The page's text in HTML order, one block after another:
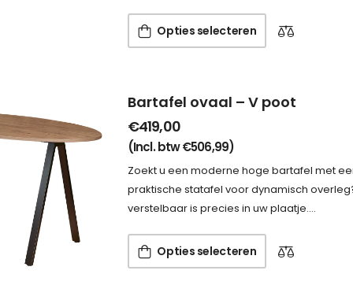
Opties selecteren
Bartafel ovaal – V poot
€419,00
(Incl. btw€506,99)
Zoekt u een moderne hoge bartafel met
praktische statafel voor dynamisch
verstelbaar is precies in uw plaatje.…
Opties selecteren